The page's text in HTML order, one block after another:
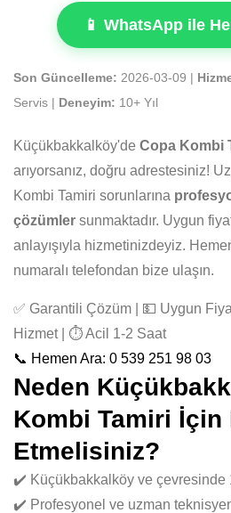
📱 WhatsApp ile
Son Güncelleme: 2026-03-09 |
Servis |
Deneyim: 10+ Yıl
Küçükbakkalköy'de Copa Kombi
arıyorsanız, doğru adrestesiniz!
Kombi Tamiri sorunlarına
çözümler sunmaktadır. Uygun
anlayışıyla hizmetinizdeyiz.
numaralı telefondan bize ulaşın.
✅ Garantili Çözüm | 💵 Uygun
Hizmet | ⏱️ Acil 1-2 Saat
📞 Hemen Ara: 0 539 251 98 03
Neden
Kombi Tamiri İçin
Etmelisiniz?
✔️ Küçükbakkalköy ve çevresinde
✔️ Profesyonel ve uzman